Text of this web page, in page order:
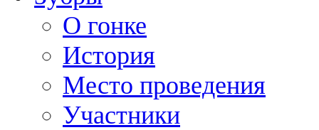
О гонке
История
Место проведения
Участники